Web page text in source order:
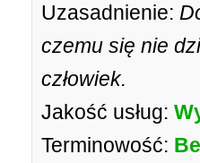
Uzasadnienie:
czemu się nie
człowiek.
Jakość usług:
Terminowość: